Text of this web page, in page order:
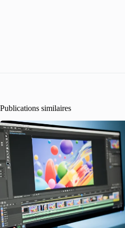
Publications similaires